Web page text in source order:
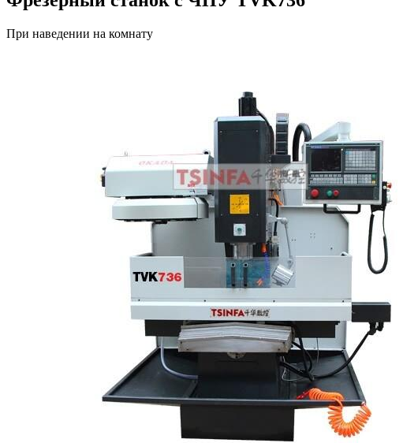
При наведении на комнату